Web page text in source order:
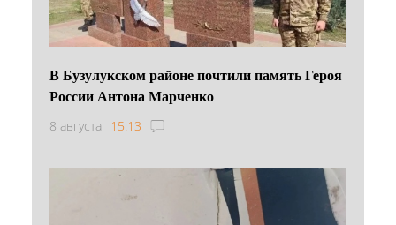
В Бузулукском районе почтили память Героя
России Антона Марченко
8 августа 15:13